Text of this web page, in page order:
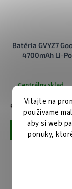
Vitajte na
používame
aby si web
ponuky,
Batéria GVYZ7
4700mAh Li-
Centrálny sklad
€18,90
Pridať do košíka